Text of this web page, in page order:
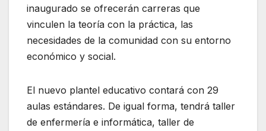
inaugurado se ofrecerán carreras que
vinculen la teoría con la práctica, las
necesidades de la comunidad con su entorno
económico y social.
El nuevo plantel educativo contará con 29
aulas estándares. De igual forma, tendrá taller
de enfermería e informática, taller de